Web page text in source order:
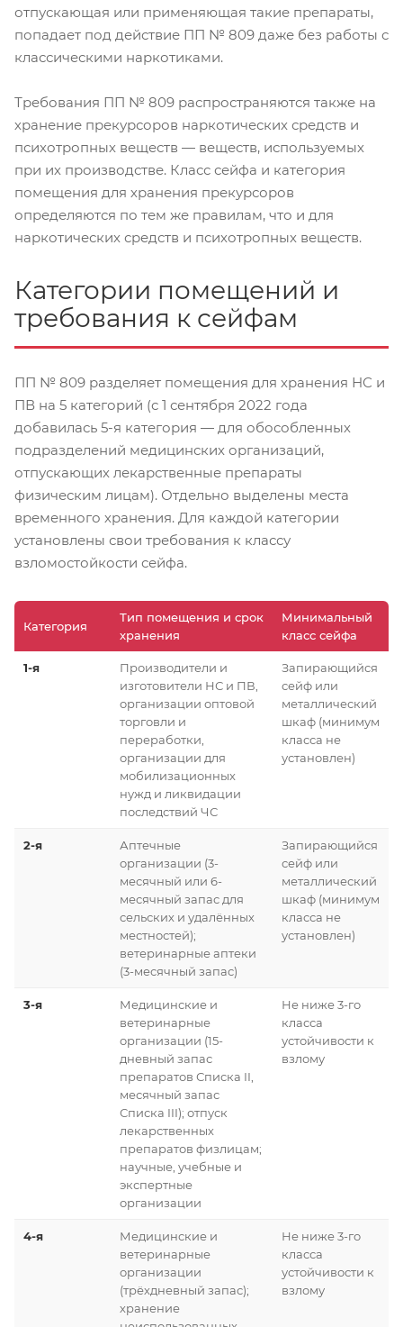
отпускающая или применяющая такие препараты,
попадает под действие ПП № 809 даже без работы с
классическими наркотиками.
Требования ПП № 809 распространяются также на
хранение прекурсоров наркотических средств и
психотропных веществ — веществ, используемых
при их производстве. Класс сейфа и категория
помещения для хранения прекурсоров
определяются по тем же правилам, что и для
наркотических средств и психотропных веществ.
Категории помещений и
требования к сейфам
ПП № 809 разделяет помещения для хранения НС и
ПВ на 5 категорий (с 1 сентября 2022 года
добавилась 5-я категория — для обособленных
подразделений медицинских организаций,
отпускающих лекарственные препараты
физическим лицам). Отдельно выделены места
временного хранения. Для каждой категории
установлены свои требования к классу
взломостойкости сейфа.
Категория
Тип помещения и срок
хранения
Минимальный
класс сейфа
1-я
Производители и
изготовители НС и ПВ,
организации оптовой
торговли и
переработки,
организации для
мобилизационных
нужд и ликвидации
последствий ЧС
Запирающийся
сейф или
металлический
шкаф (минимум
класса не
установлен)
2-я
Аптечные
организации (3-
месячный или 6-
месячный запас для
сельских и удалённых
местностей);
ветеринарные аптеки
(3-месячный запас)
Запирающийся
сейф или
металлический
шкаф (минимум
класса не
установлен)
3-я
Медицинские и
ветеринарные
организации (15-
дневный запас
препаратов Списка II,
месячный запас
Списка III); отпуск
лекарственных
препаратов физлицам;
научные, учебные и
экспертные
организации
Не ниже 3-го
класса
устойчивости к
взлому
4-я
Медицинские и
ветеринарные
организации
(трёхдневный запас);
хранение
Не ниже 3-го
класса
устойчивости к
взлому